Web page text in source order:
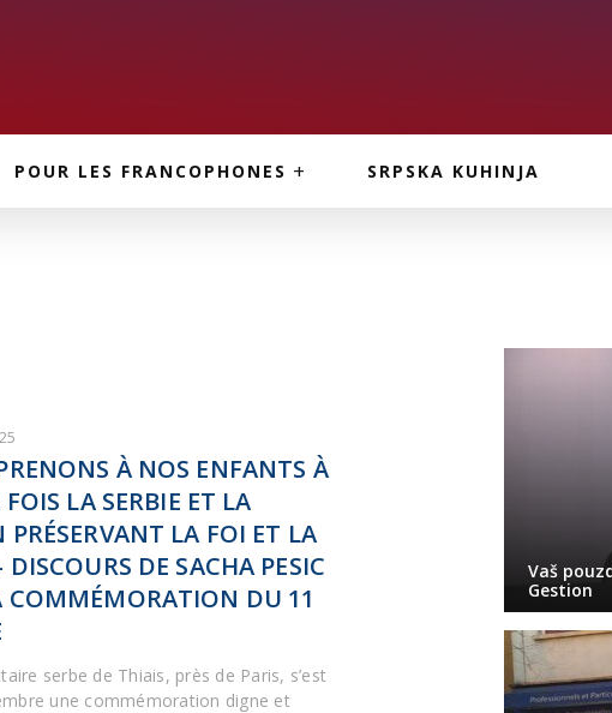
POUR LES FRANCOPHONES
PARIS
SRPSKA KUHINJA
À NOS ENFANTS À
LA SERBIE ET LA
PRÉSERVANT LA FOI ET LA
DE SACHA PESIC
COMMÉMORATION DU 11
serbe de Thiais, près de Paris, s’est
une commémoration digne et
Vaš
Gestion